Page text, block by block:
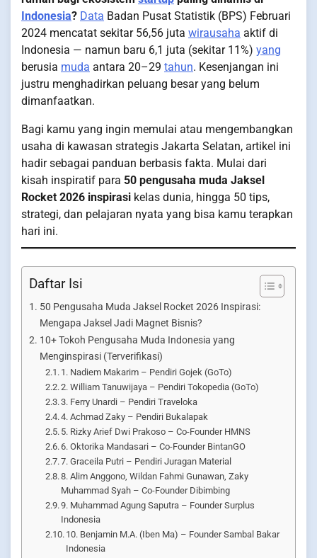
Indonesia? Data Badan Pusat Statistik (BPS) Februari
2024 mencatat sekitar 56,56 juta wirausaha aktif di
Indonesia — namun baru 6,1 juta (sekitar 11%) yang
berusia muda antara 20–29 tahun. Kesenjangan ini
justru menghadirkan peluang besar yang belum
dimanfaatkan.
Bagi kamu yang ingin memulai atau mengembangkan
usaha di kawasan strategis Jakarta Selatan, artikel ini
hadir sebagai panduan berbasis fakta. Mulai dari
kisah inspiratif para 50 pengusaha muda Jaksel
Rocket 2026 inspirasi kelas dunia, hingga 50 tips,
strategi, dan pelajaran nyata yang bisa kamu terapkan
hari ini.
Daftar Isi
50 Pengusaha Muda Jaksel Rocket 2026 Inspirasi:
Mengapa Jaksel Jadi Magnet Bisnis?
10+ Tokoh Pengusaha Muda Indonesia yang
Menginspirasi (Terverifikasi)
1. Nadiem Makarim – Pendiri Gojek (GoTo)
2. William Tanuwijaya – Pendiri Tokopedia (GoTo)
3. Ferry Unardi – Pendiri Traveloka
4. Achmad Zaky – Pendiri Bukalapak
5. Rizky Arief Dwi Prakoso – Co-Founder HMNS
6. Oktorika Mandasari – Co-Founder BintanGO
7. Graceila Putri – Pendiri Juragan Material
8. Alim Anggono, Wildan Fahmi Gunawan, Zaky
Muhammad Syah – Co-Founder Dibimbing
9. Muhammad Agung Saputra – Founder Surplus
Indonesia
10. Benjamin M.A. (Iben Ma) – Founder Sambal Bakar
Indonesia